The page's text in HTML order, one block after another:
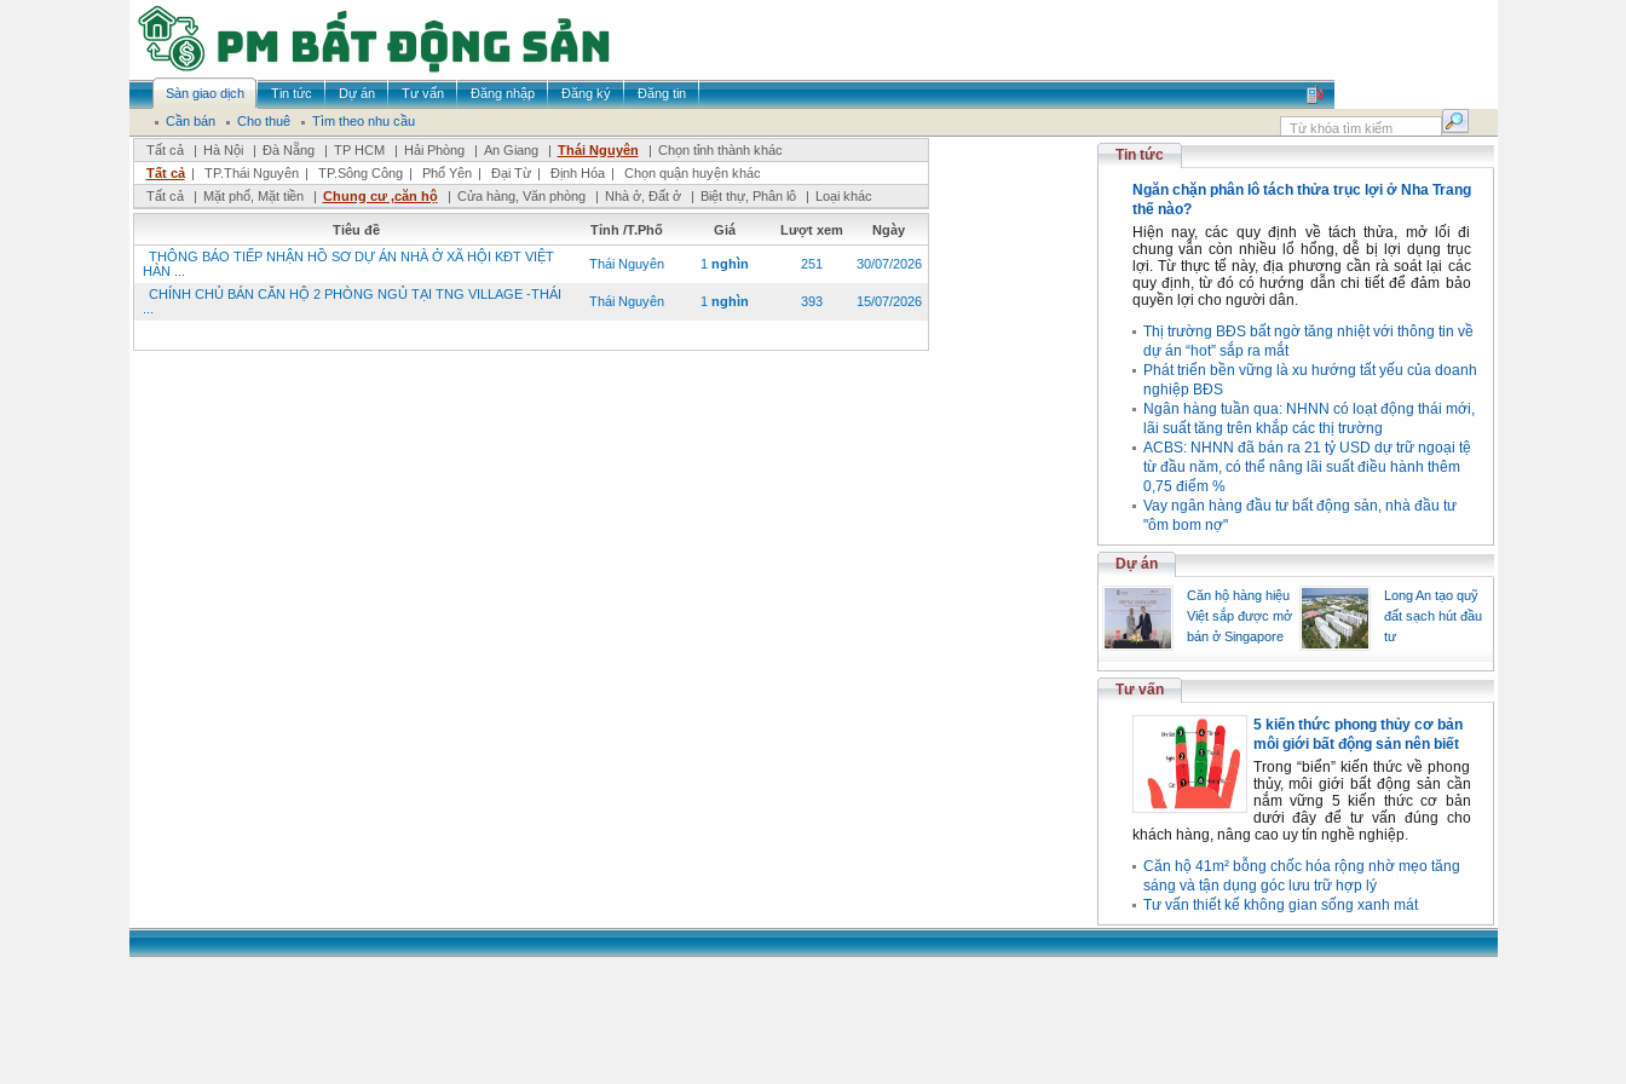
Sàn giao dịch Tin tức Dự án Tư vấn Đăng nhập Đăng ký
Đăng tin
Cần bán
Cho thuê
Tìm theo nhu cầu
Tất cả
| Hà Nội | Đà Nẵng | TP HCM | Hải Phòng | An Giang | Thái Nguyên | Chọn tỉnh thành khác
Tất cả | TP.Thái Nguyên | TP.Sông Công | Phổ Yên | Đại Từ | Định Hóa |
Chọn quận huyện khác
Tất cả
| Mặt phố, Mặt tiền | Chung cư ,căn hộ | Cửa hàng, Văn phòng | Nhà ở, Đất ở | Biệt thự, Phân lô | Loại khác
Tiêu đề Tỉnh /T.Phố Giá Lượt xem
Ngày
THÔNG BÁO TIẾP NHẬN HỒ SƠ DỰ ÁN NHÀ Ở XÃ HỘI KĐT VIỆT
HÀN ...
Thái Nguyên 1 nghìn 251 30/07/2026
CHÍNH CHỦ BÁN CĂN HỘ 2 PHÒNG NGỦ TẠI TNG VILLAGE -THÁI
Thái Nguyên 1 nghìn 393 15/07/2026
Tin tức
Ngăn chặn phân lô tách thửa trục lợi ở Nha Trang
thế nào?
Hiện nay, các quy định về tách thửa, mở lối đi
chung vẫn còn nhiều lổ hổng, dễ bị lợi dụng trục
lợi. Từ thực tế này, địa phương cần rà soát lại các
quy định, từ đó có hướng dẫn chi tiết để đảm bảo
quyền lợi cho người dân.
Thị trường BĐS bất ngờ tăng nhiệt với thông tin về
dự án “hot” sắp ra mắt
Phát triển bền vững là xu hướng tất yếu của doanh
nghiệp BĐS
Ngân hàng tuần qua: NHNN có loạt động thái mới,
lãi suất tăng trên khắp các thị trường
ACBS: NHNN đã bán ra 21 tỷ USD dự trữ ngoại tệ
từ đầu năm, có thể nâng lãi suất điều hành thêm
0,75 điểm %
Vay ngân hàng đầu tư bất động sản, nhà đầu tư
"ôm bom nợ"
Dự án
Căn hộ hàng hiệu
Việt sắp được mở
bán ở Singapore
Long An tạo quỹ
đất sạch hút đầu
tư
Tư vấn
5 kiến thức phong thủy cơ bản
môi giới bất động sản nên biết
Trong “biển” kiến thức về phong
thủy, môi giới bất động sản cần
nắm vững 5 kiến thức cơ bản
dưới đây để tư vấn đúng cho
khách hàng, nâng cao uy tín nghề nghiệp.
Căn hộ 41m² bỗng chốc hóa rộng nhờ mẹo tăng
sáng và tận dụng góc lưu trữ hợp lý
Tư vấn thiết kế không gian sống xanh mát